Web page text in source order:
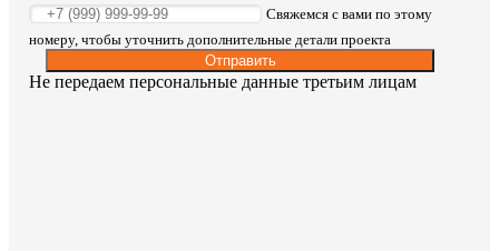
Свяжемся с вами по этому
номеру, чтобы уточнить дополнительные детали проекта
Отправить
Не передаем персональные данные третьим лицам